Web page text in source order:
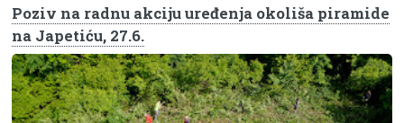
Poziv na radnu akciju uređenja okoliša piramide
na Japetiću, 27.6.